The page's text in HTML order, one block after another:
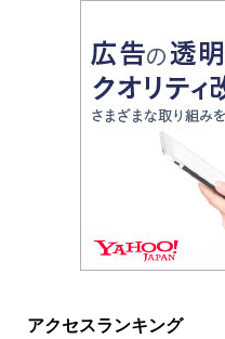
アクセスランキング